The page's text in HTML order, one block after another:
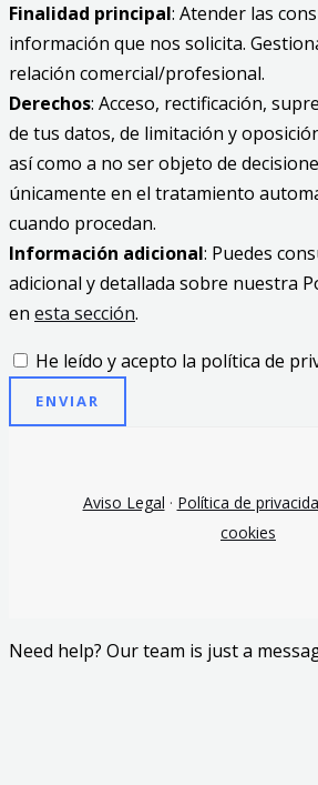
Finalidad principal: Atender las
información que nos solicita.
relación comercial/profesional.
Derechos: Acceso, rectificación,
de tus datos, de limitación y
así como a no ser objeto de
únicamente en el tratamiento
cuando procedan.
Información adicional: Puedes
adicional y detallada sobre nuestra
en esta sección.
He leído y acepto la política de
ENVIAR
Aviso Legal · Política de
cookies
Need help? Our team is just a